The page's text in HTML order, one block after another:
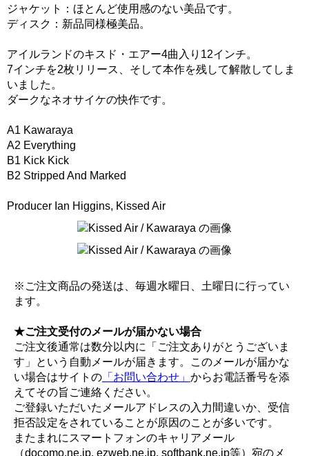
ジャケット：ほとんど使用感のない美品です。
ディスク：新品同様極美品。
アイルランドのキスド・エアー4曲入り12インチ。
7インチを2枚リリース、そして本作を残して解散してしま
いました。
ダークなネオサイケの快作です。
A1 Kawaraya
A2 Everything
B1 Kick Kick
B2 Stripped And Marked
Producer Ian Higgins, Kissed Air
※ご注文商品の発送は、毎週水曜日、土曜日に行ってい
ます。
★ご注文受付のメールが届かない場合
ご注文後通常は数分以内に「ご注文ありがとうございま
す」という自動メールが届きます。このメールが届かな
い場合はサイトの 「お問い合わせ」 からお電話番号を添
えてその旨ご連絡ください。
ご登録いただいたメールアドレスの入力間違いか、受信
拒否設定をされていることが原因のことが多いです。
またまれにスマートフォンのキャリアメール
（docomo.ne.jp, ezweb.ne.jp, softbank.ne.jp等）宛のメ